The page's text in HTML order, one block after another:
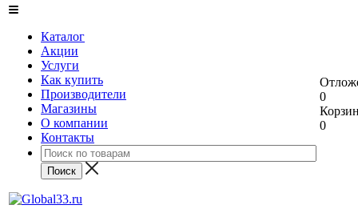
Каталог
Акции
Услуги
Как купить
Производители
Магазины
О компании
Контакты
0
0